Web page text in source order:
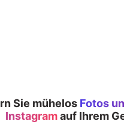
Sie mühelos Fotos
Instagramauf Ihrem